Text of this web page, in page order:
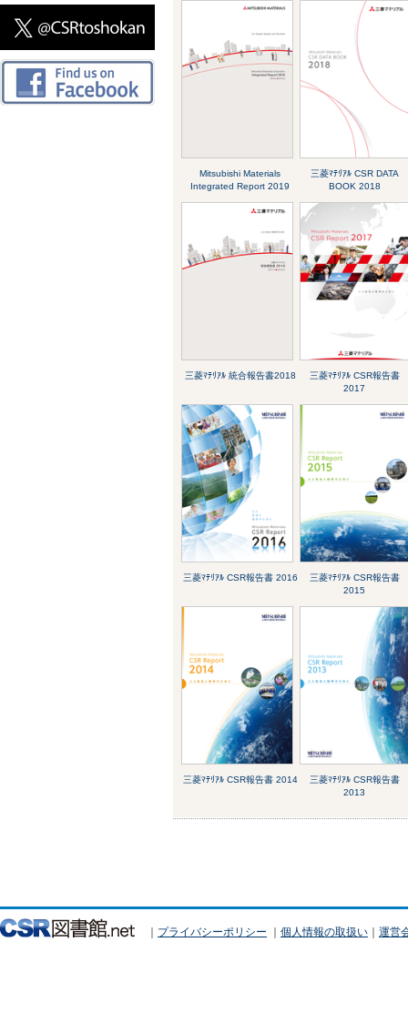
Mitsubishi Materials
Integrated Report 2019
三菱ﾏﾃﾘｱﾙ CSR DATA
BOOK 2018
三菱ﾏﾃﾘｱﾙ 統合報告書2018
三菱ﾏﾃﾘｱﾙ CSR報告書
2017
三菱ﾏﾃﾘｱﾙ CSR報告書 2016
三菱ﾏﾃﾘｱﾙ CSR報告書
2015
三菱ﾏﾃﾘｱﾙ CSR報告書 2014
三菱ﾏﾃﾘｱﾙ CSR報告書
2013
｜ プライバシーポリシー ｜ 個人情報の取扱い ｜ 運営